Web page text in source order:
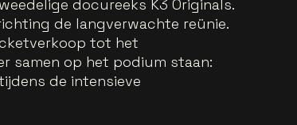
docureeks K3 Originals.
de langverwachte reünie.
tot het
samen op het podium staan:
de intensieve